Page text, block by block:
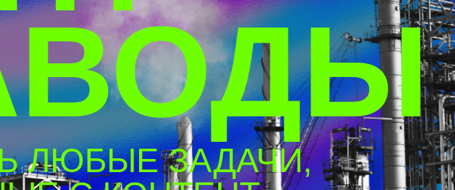
ЗАДАЧИ,
КОНТЕНТ-